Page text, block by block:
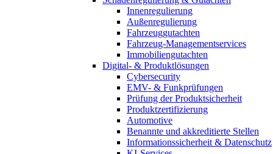
Innenregulierung
Außenregulierung
Fahrzeuggutachten
Fahrzeug-Managementservices
Immobiliengutachten
Digital- & Produktlösungen
Cybersecurity
EMV- & Funkprüfungen
Prüfung der Produktsicherheit
Produktzertifizierung
Automotive
Benannte und akkreditierte Stellen
Informationssicherheit & Datenschutz